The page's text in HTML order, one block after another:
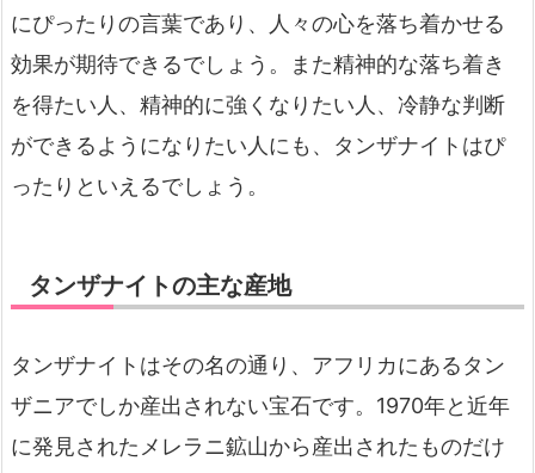
にぴったりの言葉であり、人々の心を落ち着かせる
効果が期待できるでしょう。また精神的な落ち着き
を得たい人、精神的に強くなりたい人、冷静な判断
ができるようになりたい人にも、タンザナイトはぴ
ったりといえるでしょう。
タンザナイトの主な産地
タンザナイトはその名の通り、アフリカにあるタン
ザニアでしか産出されない宝石です。1970年と近年
に発見されたメレラニ鉱山から産出されたものだけ